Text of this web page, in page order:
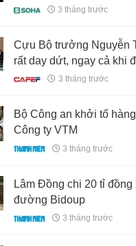
3 tháng trước
Cựu Bộ trưởng Nguyễn
rất day dứt, ngay cả khi
3 tháng trước
Bộ Công an khởi tố
Công ty VTM
3 tháng trước
Lâm Đồng chi 20 tỉ
đường Bidoup
3 tháng trước